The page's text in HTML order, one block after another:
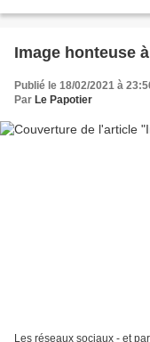
Image honteuse
Publié le 18/02/2021 à
Par Le Papotier
Les réseaux sociaux - et